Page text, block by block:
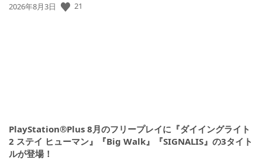
公
2026年8月3日 21
PlayStation®Plus 8月のフリープレイに『ダイイングライト
2 ステイ ヒューマン』『Big Walk』『SIGNALIS』の3タイト
ルが登場！